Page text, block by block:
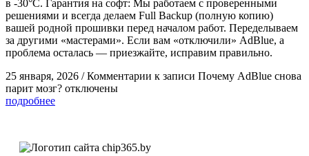
в -30°C. Гарантия на софт: Мы работаем с проверенными
решениями и всегда делаем Full Backup (полную копию)
вашей родной прошивки перед началом работ. Переделываем
за другими «мастерами». Если вам «отключили» AdBlue, а
проблема осталась — приезжайте, исправим правильно.
25 января, 2026 / Комментарии к записи Почему AdBlue снова
парит мозг? отключены
подробнее